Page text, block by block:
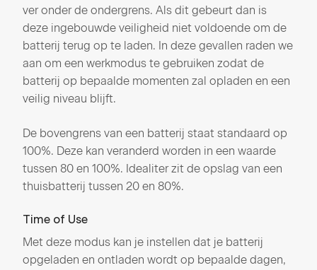
ver onder de ondergrens. Als dit gebeurt dan is
deze ingebouwde veiligheid niet voldoende om de
batterij terug op te laden. In deze gevallen raden we
aan om een werkmodus te gebruiken zodat de
batterij op bepaalde momenten zal opladen en een
veilig niveau blijft.
De bovengrens van een batterij staat standaard op
100%. Deze kan veranderd worden in een waarde
tussen 80 en 100%. Idealiter zit de opslag van een
thuisbatterij tussen 20 en 80%.
Time of Use
Met deze modus kan je instellen dat je batterij
opgeladen en ontladen wordt op bepaalde dagen,